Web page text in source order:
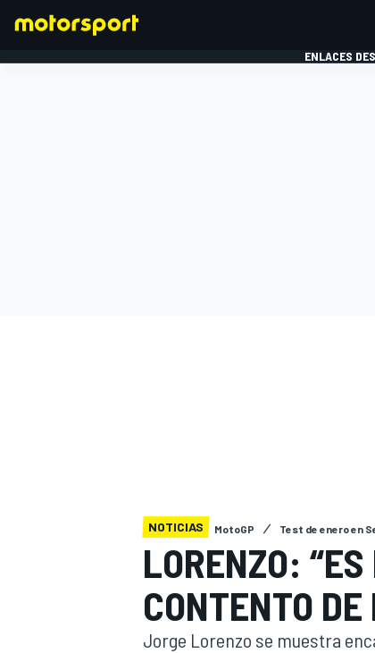
ENLACES
NOTICIAS MotoGP Test de enero en
LORENZO:
CONTENTO DE
Jorge Lorenzo se muestra